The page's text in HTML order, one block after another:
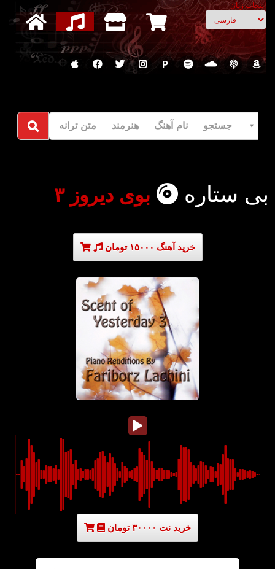
انتخاب زبان
P
جستجو نام آهنگ هنرمند متن ترانه
بی ستاره بوی دیروز ۳
خرید آهنگ ۱۵۰۰۰ تومان
خرید نت ۳۰۰۰۰ تومان